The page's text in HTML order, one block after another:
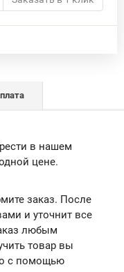
в нашем
цене.
заказ. После
и уточнит все
любым
товар вы
с помощью